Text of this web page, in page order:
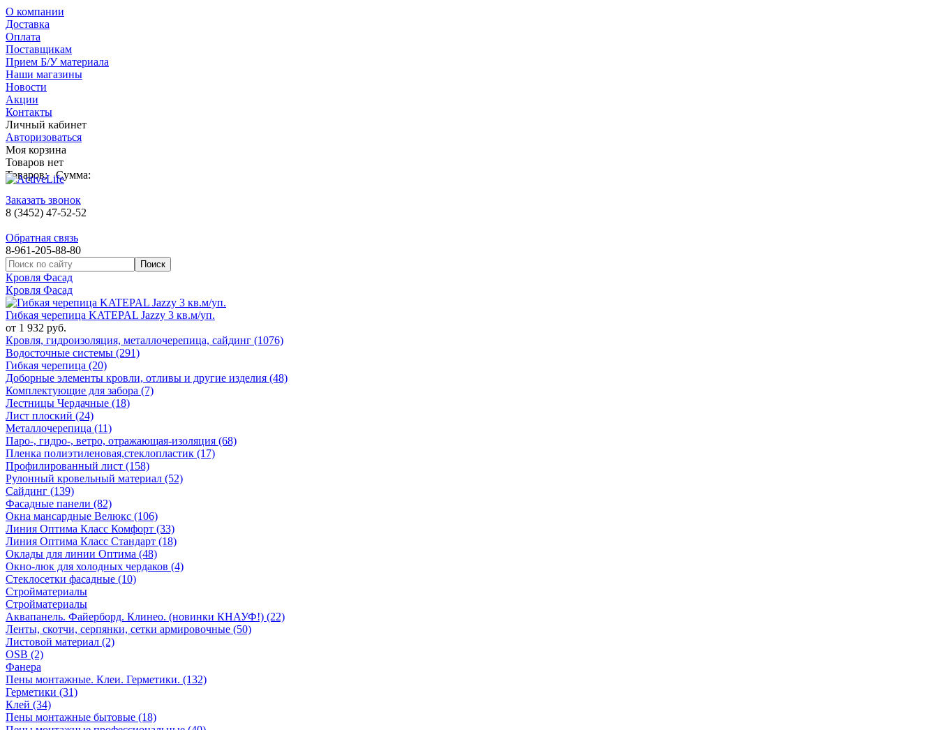
О компании
Доставка
Оплата
Поставщикам
Прием Б/У материала
Наши магазины
Новости
Акции
Контакты
Личный кабинет
Авторизоваться
Моя корзина
Товаров нет
Товаров: Сумма:
Заказать звонок
8 (3452) 47-52-52
Обратная связь
8-961-205-88-80
Кровля Фасад
Кровля Фасад
Гибкая черепица KATEPAL Jazzy 3 кв.м/уп.
от 1 932 руб.
Кровля, гидроизоляция, металлочерепица, сайдинг (1076)
Водосточные системы (291)
Гибкая черепица (20)
Доборные элементы кровли, отливы и другие изделия (48)
Комплектующие для забора (7)
Лестницы Чердачные (18)
Лист плоский (24)
Металлочерепица (11)
Паро-, гидро-, ветро, отражающая-изоляция (68)
Пленка полиэтиленовая,стеклопластик (17)
Профилированный лист (158)
Рулонный кровельный материал (52)
Сайдинг (139)
Фасадные панели (82)
Окна мансардные Велюкс (106)
Линия Оптима Класс Комфорт (33)
Линия Оптима Класс Стандарт (18)
Оклады для линии Оптима (48)
Окно-люк для холодных чердаков (4)
Стеклосетки фасадные (10)
Стройматериалы
Стройматериалы
Аквапанель. Файерборд. Клинео. (новинки КНАУФ!) (22)
Ленты, скотчи, серпянки, сетки армировочные (50)
Листовой материал (2)
OSB (2)
Фанера
Пены монтажные. Клеи. Герметики. (132)
Герметики (31)
Клей (34)
Пены монтажные бытовые (18)